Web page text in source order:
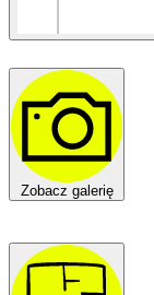
Zobacz galerię